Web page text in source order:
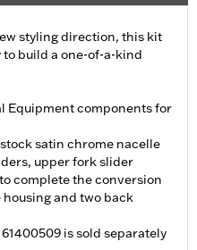
styling direction, this kit
build a one-of-a-kind
Equipment components for
satin chrome nacelle
upper fork slider
complete the conversion
and two back
is sold separately